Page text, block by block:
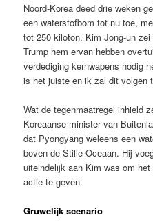
Noord-Korea deed drie weken
een waterstofbom tot nu toe,
tot 250 kiloton. Kim Jong-un
Trump hem ervan hebben
verdediging kernwapens nodig
is het juiste en ik zal dit volgen
Wat de tegenmaatregel inhield
Koreaanse minister van
dat Pyongyang weleens een
boven de Stille Oceaan. Hij
uiteindelijk aan Kim was om
actie te geven.
Gruwelijk scenario